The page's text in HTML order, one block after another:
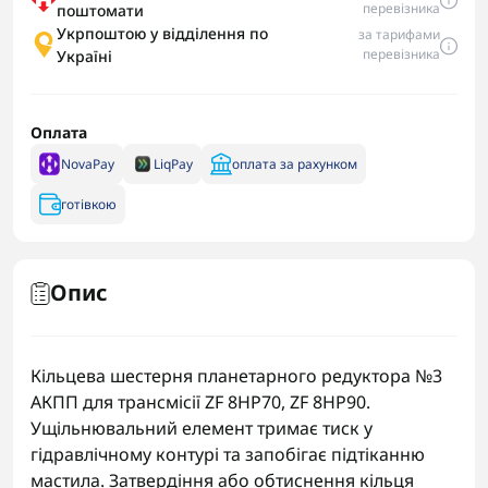
поштомати перевізника
Укрпоштою у відділення по
Україні
за тарифами
перевізника
Оплата
NovaPay LiqPay оплата за рахунком
готівкою
Опис
Кільцева шестерня планетарного редуктора №3
АКПП для трансмісії ZF 8HP70, ZF 8HP90.
Ущільнювальний елемент тримає тиск у
гідравлічному контурі та запобігає підтіканню
мастила. Затвердіння або обтиснення кільця